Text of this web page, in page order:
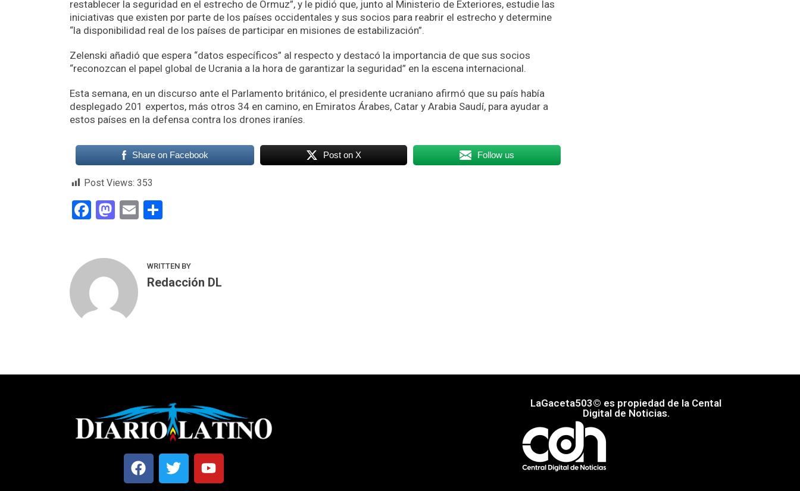
restablecer la seguridad en el estrecho de Ormuz”, y le pidió que, junto al Ministerio de Exteriores, estudie las
iniciativas que existen por parte de los países occidentales y sus socios para reabrir el estrecho y determine
“la disponibilidad real de los países de participar en misiones de estabilización”.
Zelenski añadió que espera “datos específicos” al respecto y destacó la importancia de que sus socios
“reconozcan el papel global de Ucrania a la hora de garantizar la seguridad” en la escena internacional.
Esta semana, en un discurso ante el Parlamento británico, el presidente ucraniano afirmó que su país había
desplegado 201 expertos, más otros 34 en camino, en Emiratos Árabes, Catar y Arabia Saudí, para ayudar a
estos países en la defensa contra los drones iraníes.
Share on Facebook Post on X Follow us
Post Views: 353
Facebook
Mastodon
Email
WRITTEN BY
Redacción DL
LaGaceta503© es propiedad de la Cental
Digital de Noticias.